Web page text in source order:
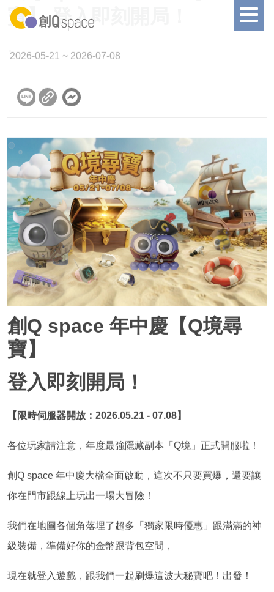
首頁 文章列表
創Q space 年中慶【Q境尋
寶】 登入即刻開局！
2026-05-21 ~ 2026-07-08
創Q space 年中慶【Q境尋
寶】
登入即刻開局！
各位玩家請注意，年度最強隱藏副本「Q境」正式開服啦！
創Q space 年中慶大檔全面啟動，這次不只要買爆，還要讓